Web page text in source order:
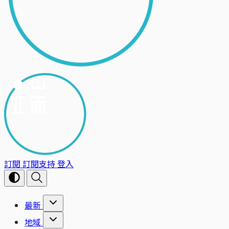
訂閱 訂閱支持登入
最新
地域